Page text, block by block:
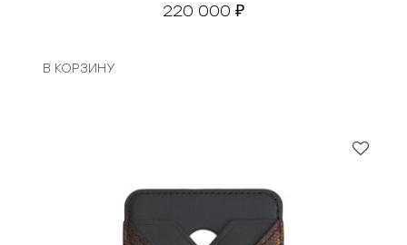
220 000 ₽
В КОРЗИНУ